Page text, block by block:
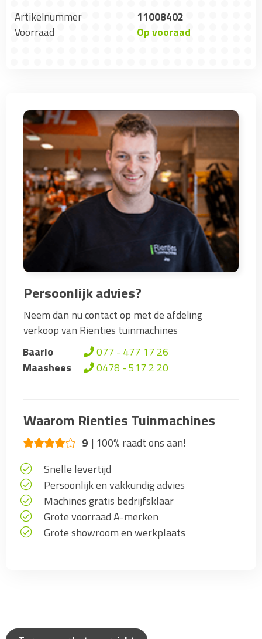
Artikelnummer
11008402
Voorraad
Op vooraad
Persoonlijk advies?
Neem dan nu contact op met de afdeling
verkoop van Rienties tuinmachines
Baarlo
077 - 477 17 26
Maashees
0478 - 517 2 20
Waarom Rienties Tuinmachines
9 100% raadt ons aan!
Snelle levertijd
Persoonlijk en vakkundig advies
Machines gratis bedrijfsklaar
Grote voorraad A-merken
Grote showroom en werkplaats